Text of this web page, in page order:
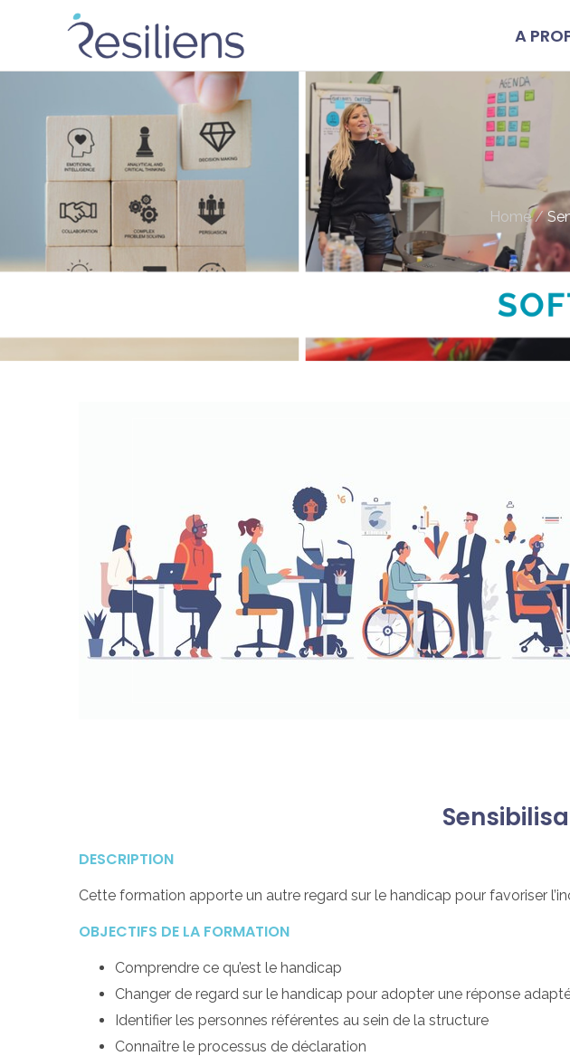
A
Home/
DESCRIPTION
Cette formation apporte un autre regard sur le handicap pour favoriser
OBJECTIFS DE LA FORMATION
Comprendre ce qu’est le handicap
Changer de regard sur le handicap pour adopter une réponse
Identifier les personnes référentes au sein de la structure
Connaître le processus de déclaration